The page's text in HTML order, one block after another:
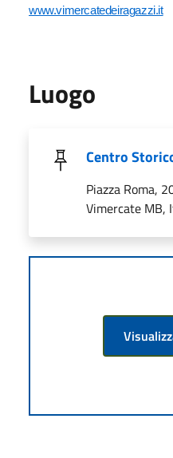
www.vimercatedeiragazzi.it
Luogo
Centro
Piazza Roma,
Vimercate MB,